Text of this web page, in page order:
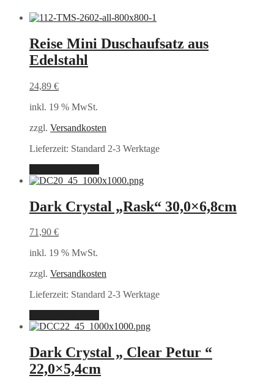
Reise Mini Duschaufsatz aus
Edelstahl
24,89 €
inkl. 19 % MwSt.
zzgl. Versandkosten
Lieferzeit: Standard 2-3 Werktage
Dark Crystal „Rask“ 30,0×6,8cm
71,90 €
inkl. 19 % MwSt.
zzgl. Versandkosten
Lieferzeit: Standard 2-3 Werktage
Dark Crystal „ Clear Petur “
22,0×5,4cm